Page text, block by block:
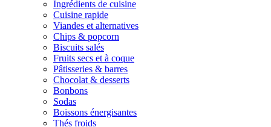
Ingrédients de cuisine
Cuisine rapide
Viandes et alternatives
Chips & popcorn
Biscuits salés
Fruits secs et à coque
Pâtisseries & barres
Chocolat & desserts
Bonbons
Sodas
Boissons énergisantes
Thés froids